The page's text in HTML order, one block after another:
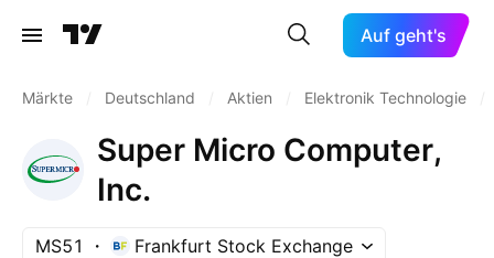
Auf geht's
Märkte Deutschland Aktien Elektronik Technologie
Super Micro Computer,
Inc.
MS51 Frankfurt Stock Exchange